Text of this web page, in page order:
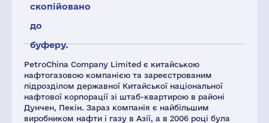
PetroChina Company Limited є китайською
нафтогазовою компанією та зареєстрованим
підрозділом державної Китайської національної
нафтової корпорації зі штаб-квартирою в районі
Дунчен, Пекін. Зараз компанія є найбільшим
виробником нафти і газу в Азії, а в 2006 році була
скопійовано
до
буферу.